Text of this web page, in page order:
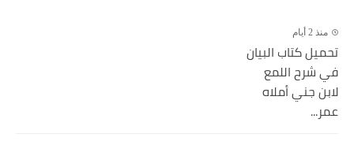
منذ 2 أيام
تحميل كتاب البيان
في شرح اللمع
لابن جني أملاه
عمر...